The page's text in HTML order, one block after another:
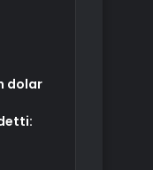
dolar